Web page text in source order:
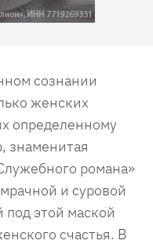
сознании
женских
определенному
знаменитая
романа»
и суровой
этой маской
счастья. В